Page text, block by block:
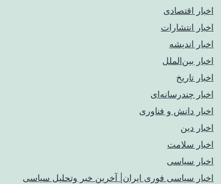
اخبار اقتصادی
اخبار انتشارات
اخبار اندیشه
اخبار بین‌الملل
اخبار تاریخ
اخبار چندرسانه‌ای
اخبار دانش و فناوری
اخبار دین
اخبار سلامت
اخبار سیاسی
اخبار سیاسی فوری ایران| آخرین خبر وتحلیل سیاسی